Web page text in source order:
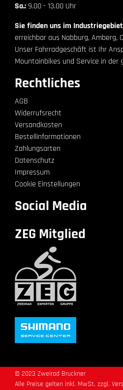
Sa.:9.00 - 13.00 Uhr
Sie finden uns im
erreichbar aus Nabburg, Amberg,
Unser Fahrradgeschäft ist Ihr
Mountainbikes und Service in der
Rechtliches
AGB
Widerrufsrecht
Versandkosten
Bestellinformationen
Zahlungsarten
Datenschutz
Impressum
Cookie Einstellungen
Social Media
ZEG Mitglied
© 2023 Zweirad Bruckner
Alle Preise gelten inkl. MwSt. zzgl.